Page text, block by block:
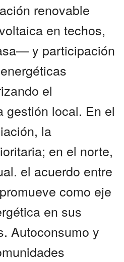
renovable
en techos,
y participación
el
gestión local. En el
la
en el norte,
el acuerdo entre
como eje
en sus
Autoconsumo y